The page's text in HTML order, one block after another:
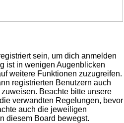
sein, um dich anmelden
ist in wenigen Augenblicken
weitere Funktionen zuzugreifen.
registrierten Benutzern auch
Beachte bitte unsere
verwandten Regelungen, bevor
auch die jeweiligen
diesem Board bewegst.